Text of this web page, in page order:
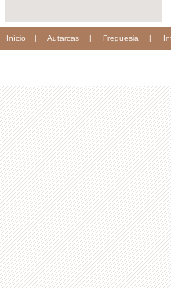
Início | Autarcas | Freguesia |